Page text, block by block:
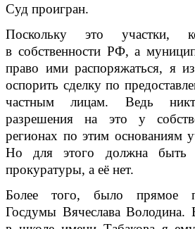
Суд проигран.
Поскольку это участки,
в собственности РФ, а
право ими распоряжаться, я
оспорить сделку по
частным лицам. Ведь
разрешения на это у
регионах по этим основаниям
Но для этого должна быть
прокуратуры, а её нет.
Более того, было прямое
Госдумы Вячеслава Володина.